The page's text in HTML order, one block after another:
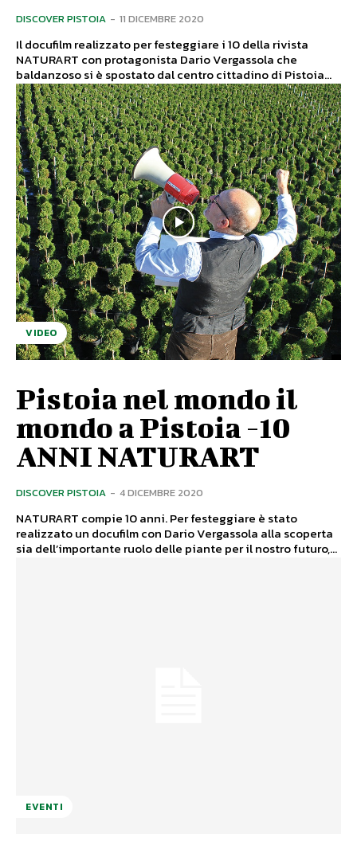
DISCOVER PISTOIA - 11 DICEMBRE 2020
Il docufilm realizzato per festeggiare i 10 della rivista
NATURART con protagonista Dario Vergassola che
baldanzoso si è spostato dal centro cittadino di Pistoia...
VIDEO
Pistoia nel mondo il
mondo a Pistoia -10
ANNI NATURART
DISCOVER PISTOIA - 4 DICEMBRE 2020
NATURART compie 10 anni. Per festeggiare è stato
realizzato un docufilm con Dario Vergassola alla scoperta
sia dell’importante ruolo delle piante per il nostro futuro,...
EVENTI